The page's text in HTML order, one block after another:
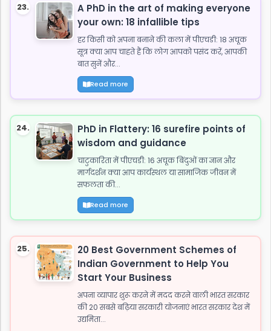
23.
A PhD in the art of making everyone
your own: 18 infallible tips
हर किसी को अपना बनाने की कला में पीएचडी: 18 अचूक
सूत्र क्या आप चाहते हैं कि लोग आपको पसंद करें, आपकी
बात सुनें और...
Read more
24.
PhD in Flattery: 16 surefire points of
wisdom and guidance
चाटुकारिता में पीएचडी: 16 अचूक बिंदुओं का ज्ञान और
मार्गदर्शन क्या आप कार्यस्थल या सामाजिक जीवन में
सफलता की...
Read more
25.
20 Best Government Schemes of
Indian Government to Help You
Start Your Business
अपना व्यापार शुरू करने में मदद करने वाली भारत सरकार
की 20 सबसे बढ़िया सरकारी योजनाएं भारत सरकार देश में
उद्यमिता...